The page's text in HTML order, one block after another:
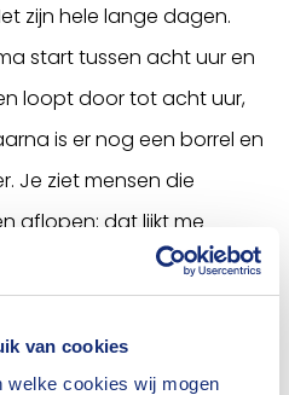
van cookies
welke cookies wij mogen
zijn hele lange dagen.
start tussen acht uur en
loopt door tot acht uur,
is er nog een borrel en
Je ziet mensen die
aflopen; dat lijkt me
ontspannen benadering